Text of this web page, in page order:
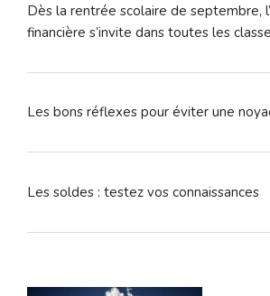
Dès la rentrée scolaire de septembre,
financière s’invite dans toutes les
Les bons réflexes pour éviter une
Les soldes : testez vos connaissances